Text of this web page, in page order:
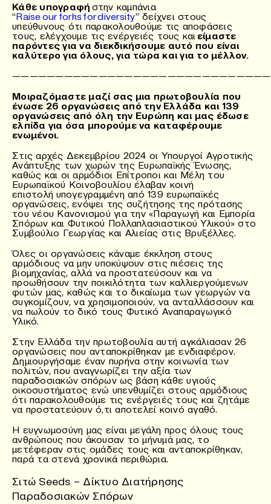
Κάθε υπογραφή στην καμπάνια
“Raise our forks for diversity” δείχνει στους
υπεύθυνους ότι παρακολουθούμε τις αποφάσεις
τους, ελέγχουμε τις ενέργειές τους και είμαστε
παρόντες για να διεκδικήσουμε αυτό που είναι
καλύτερο για όλους, για τώρα και για το μέλλον.
Μοιραζόμαστε μαζί σας μια πρωτοβουλία που
ένωσε 26 οργανώσεις από την Ελλάδα και 139
οργανώσεις από όλη την Ευρώπη και μας έδωσε
ελπίδα για όσα μπορούμε να καταφέρουμε
ενωμένοι.
Στις αρχές Δεκεμβρίου 2024 οι Υπουργοί Αγροτικής
Ανάπτυξης των χωρών της Ευρωπαϊκής Ένωσης,
καθώς και οι αρμόδιοι Επίτροποι και Μέλη του
Ευρωπαϊκού Κοινοβουλίου έλαβαν κοινή
επιστολή υπογεγραμμένη από 139 ευρωπαϊκές
οργανώσεις, ενόψει της συζήτησης της πρότασης
του νέου Κανονισμού για την «Παραγωγή και Εμπορία
Σπόρων και Φυτικού Πολλαπλασιαστικού Υλικού» στο
Συμβούλιο Γεωργίας και Αλιείας στις Βρυξέλλες.
Όλες οι οργανώσεις κάναμε έκκληση στους
αρμόδιους να μην υποκύψουν στις πιέσεις της
βιομηχανίας, αλλά να προστατεύσουν και να
προωθήσουν την ποικιλότητα των καλλιεργούμενων
φυτών μας, καθώς και το δικαίωμα των γεωργών να
συγκομίζουν, να χρησιμοποιούν, να ανταλλάσσουν και
να πωλούν το δικό τους Φυτικό Αναπαραγωγικό
Υλικό.
Στην Ελλάδα την πρωτοβουλία αυτή αγκάλιασαν 26
οργανώσεις που ανταποκρίθηκαν με ενδιαφέρον.
Δημιουργήσαμε έναν πυρήνα στην κοινωνία των
πολιτών, που αναγνωρίζει την αξία των
παραδοσιακών σπόρων ως βάση κάθε υγιούς
οικοσυστήματος ενώ υπενθυμίζει στους αρμόδιους
ότι παρακολουθούμε τις ενέργειές τους και ζητάμε
να προστατεύουν ό,τι αποτελεί κοινό αγαθό.
Η ευγνωμοσύνη μας είναι μεγάλη προς όλους τους
ανθρώπους που άκουσαν το μήνυμά μας, το
μετέφεραν στις ομάδες τους και ανταποκρίθηκαν,
παρά τα στενά χρονικά περιθώρια.
Σιτώ Seeds – Δίκτυο Διατήρησης
Παραδοσιακών Σπόρων